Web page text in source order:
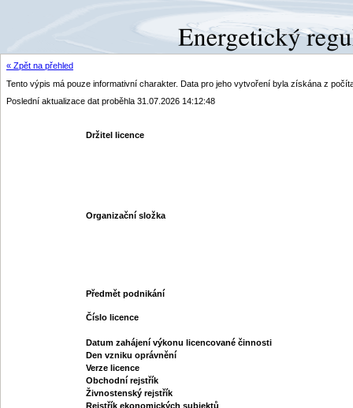
« Zpět na přehled
Tento výpis má pouze informativní charakter. Data pro jeho vytvoření byla získána z
Poslední aktualizace dat proběhla 31.07.2026 14:12:48
Držitel licence
Organizační složka
Předmět podnikání
Číslo licence
Datum zahájení výkonu licencované činnosti
Den vzniku oprávnění
Verze licence
Obchodní rejstřík
Živnostenský rejstřík
Rejstřík ekonomických subjektů